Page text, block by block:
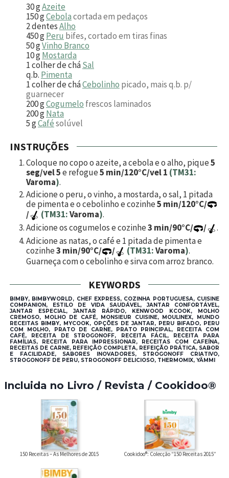
30gAzeite
150gCebolacortada em pedaços
2dentesAlho
450gPeru bifes, cortado em tiras finas
50gVinho Branco
10gMostarda
1colher de cháSal
q.b. Pimenta
1colher de cháCebolinho picado, mais q.b. p/
guarnecer
200gCogumelo frescos laminados
200gNata
5gCafésolúvel
INSTRUÇÕES
Coloque no copo o azeite, a cebola e o alho, pique5
seg/vel 5e refogue5 min/120°C/vel 1 (TM31:
Varoma).
Adicione o peru, o vinho, a mostarda, o sal, 1 pitada
de pimenta e o cebolinho e cozinhe5 min/120°C/
/
(TM31:Varoma).
Adicione os cogumelos e cozinhe3 min/90°C/ /
.
Adicione as natas, o café e 1 pitada de pimenta e
cozinhe3 min/90°C/ / (TM31:Varoma).
Guarneça com o cebolinho e sirva com arroz branco.
KEYWORDS
BIMBY, BIMBYWORLD, CHEF EXPRESS, COZINHA PORTUGUESA, CUISINE
COMPANION, ESTILO DE VIDA SAUDÁVEL, JANTAR CONFORTÁVEL,
JANTAR ESPECIAL, JANTAR RÁPIDO, KENWOOD KCOOK, MOLHO
CREMOSO, MOLHO DE CAFÉ, MONSIEUR CUISINE, MOULINEX, MUNDO
RECEITAS BIMBY, MYCOOK, OPÇÕES DE JANTAR, PERU BIFADO, PERU
COM MOLHO, PRATO DE CARNE, PRATO PRINCIPAL, RECEITA COM
CAFÉ, RECEITA DE STROGONOFF, RECEITA FÁCIL, RECEITA PARA
FAMÍLIAS, RECEITA PARA IMPRESSIONAR, RECEITAS COM CAFEÍNA,
RECEITAS DE CARNE, REFEIÇÃO COMPLETA, REFEIÇÃO PRÁTICA, SABOR
E FACILIDADE, SABORES INOVADORES, STROGONOFF CRIATIVO,
STROGONOFF DE PERU, STROGONOFF DELICIOSO, THERMOMIX, YÄMMI
Incluida no Livro / Revista / Cookidoo®
150 Receitas – As Melhores de 2015 Cookidoo®: Colecção “150 Receitas 2015”